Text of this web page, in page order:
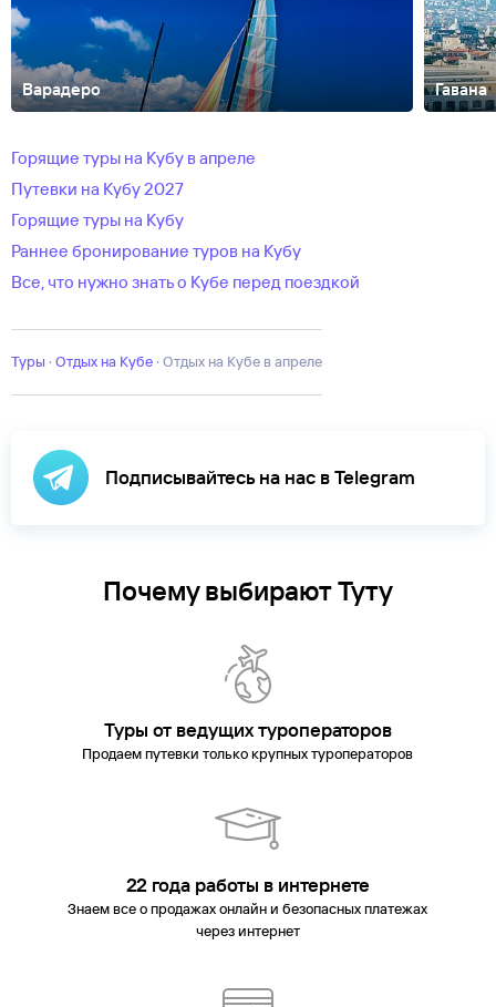
Варадеро Гавана
Горящие туры на Кубу в апреле
Путевки на Кубу 2027
Горящие туры на Кубу
Раннее бронирование туров на Кубу
Все, что нужно знать о Кубе перед поездкой
Туры · Отдых на Кубе · отдых на Кубе в апреле
Подписывайтесь на нас в Telegram
Почему выбирают Туту
Туры от ведущих туроператоров
Продаем путевки только крупных туроператоров
22 года работы в интернете
Знаем все о продажах онлайн и безопасных платежах
через интернет